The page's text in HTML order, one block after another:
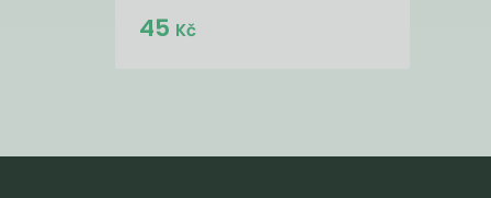
45 Kč